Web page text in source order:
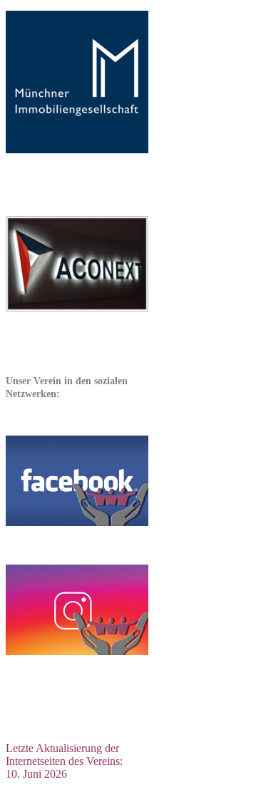
Unser Verein in den sozialen
Netzwerken:
Letzte Aktualisierung der
Internetseiten des Vereins:
10. Juni 2026